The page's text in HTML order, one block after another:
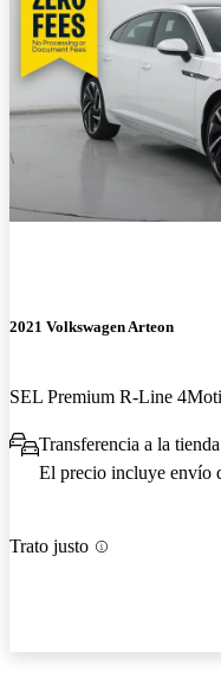
2021 Volkswagen Arteon
SEL Premium R-Line
Transferencia a la
El precio incluye envío
Trato justo